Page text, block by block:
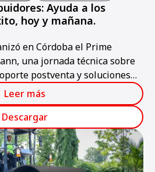
Ayuda a los
hoy y mañana.
en Córdoba el Prime
una jornada técnica sobre
postventa y soluciones
Leer más
Descargar